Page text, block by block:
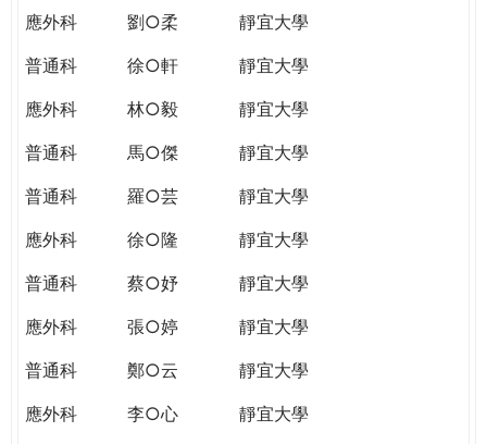
應外科
劉○柔
靜宜大學
普通科
徐○軒
靜宜大學
應外科
林○毅
靜宜大學
普通科
馬○傑
靜宜大學
普通科
羅○芸
靜宜大學
應外科
徐○隆
靜宜大學
普通科
蔡○妤
靜宜大學
應外科
張○婷
靜宜大學
普通科
鄭○云
靜宜大學
應外科
李○心
靜宜大學